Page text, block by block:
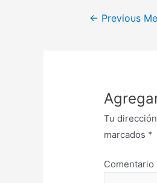
← Previous
Tu
marcados *
Comentario